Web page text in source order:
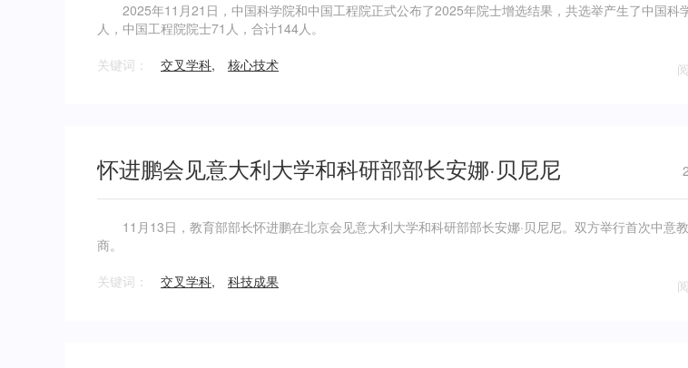
2025年11月21日，中国科学院和中国工程院正式公布了2025年院士增选结果，共选举产生了中国科
人，中国工程院院士71人，合计144人。
关键词：
交叉学科, 核心技术
怀进鹏会见意大利大学和科研部部长安娜·贝尼尼
11月13日，教育部部长怀进鹏在北京会见意大利大学和科研部部长安娜·贝尼尼。双方举行首次中意
商。
关键词：
交叉学科, 科技成果